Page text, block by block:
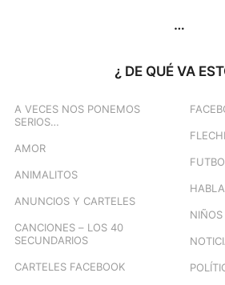
…
¿ DE QUÉ VA
A VECES NOS PONEMOS
SERIOS…
AMOR
ANIMALITOS
ANUNCIOS Y CARTELES
CANCIONES – LOS 40
SECUNDARIOS
CARTELES FACEBOOK
NIÑOS